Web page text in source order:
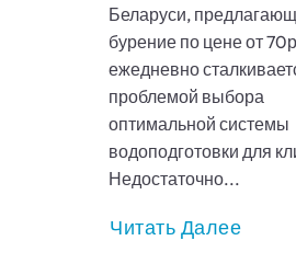
Беларуси,
бурение по цене от
ежедневно
проблемой выбора
оптимальной системы
водоподготовки для
Недостаточно...
Читать Далее